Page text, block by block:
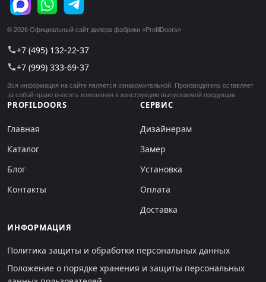
© 2026 Официальный сайт дилера фабрики «ProfilDoors»
call+7 (495) 132-22-37
call+7 (999) 333-69-37
Вся информация на сайте является ознакомительной. Производитель оставляет
за собой право вносить изменения в конструкцию выпускаемой продукции.
PROFILDOORS
Главная
Каталог
Блог
Контакты
СЕРВИС
Дизайнерам
Замер
Установка
Оплата
Доставка
ИНФОРМАЦИЯ
Политика защиты и обработки персональных данных
Положение о порядке хранения и защиты персональных